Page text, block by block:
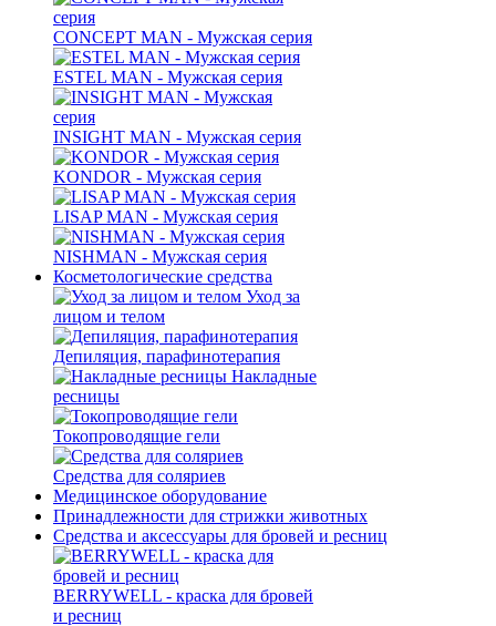
CONCEPT MAN - Мужская серия
ESTEL MAN - Мужская серия
INSIGHT MAN - Мужская серия
KONDOR - Мужская серия
LISAP MAN - Мужская серия
NISHMAN - Мужская серия
Косметологические средства
Уход за
лицом и телом
Депиляция, парафинотерапия
Накладные
ресницы
Токопроводящие гели
Средства для соляриев
Медицинское оборудование
Принадлежности для стрижки животных
Средства и аксессуары для бровей и ресниц
BERRYWELL - краска для бровей
и ресниц